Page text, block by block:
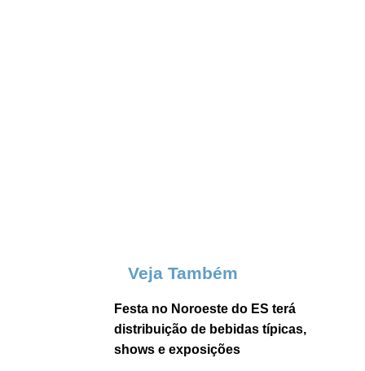
Veja Também
Festa no Noroeste do ES terá
distribuição de bebidas típicas,
shows e exposições